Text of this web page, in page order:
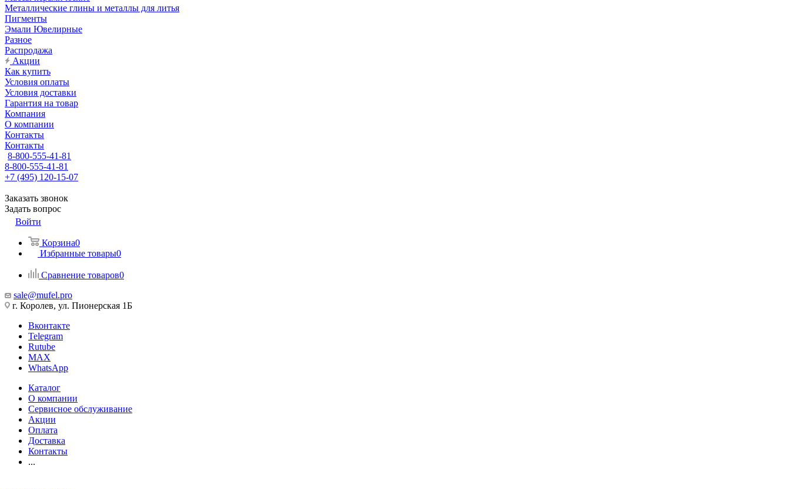
Металлические глины и металлы для литья
Пигменты
Эмали Ювелирные
Разное
Распродажа
Акции
Как купить
Условия оплаты
Условия доставки
Гарантия на товар
Компания
О компании
Контакты
Контакты
8-800-555-41-81
8-800-555-41-81
+7 (495) 120-15-07
Заказать звонок
Задать вопрос
Войти
Корзина0
Избранные товары0
Сравнение товаров0
sale@mufel.pro
г. Королев, ул. Пионерская 1Б
Вконтакте
Telegram
Rutube
MAX
WhatsApp
Каталог
О компании
Сервисное обслуживание
Акции
Оплата
Доставка
Контакты
...